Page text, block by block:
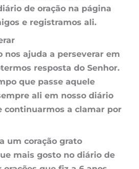
de oraçãona página
e registramos ali.
nos ajuda a perseverar em
resposta do Senhor.
que passe aquele
ali em nosso diário
continuarmos a clamar por
um coração grato
mais gosto no diário de